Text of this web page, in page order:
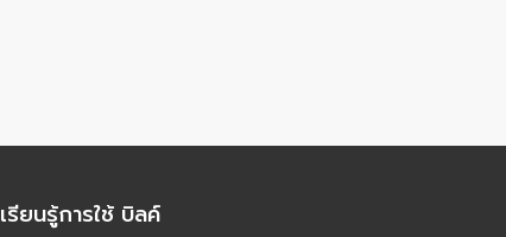
เรียนรู้การใช้ บิลค์